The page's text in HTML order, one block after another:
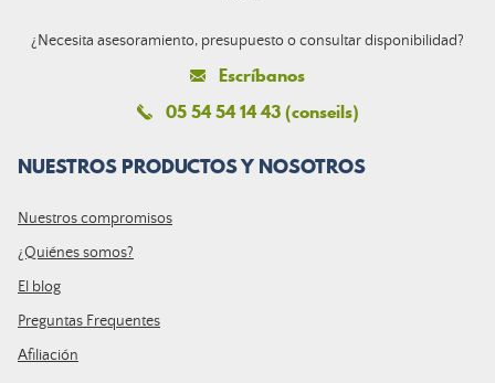
¿Necesita asesoramiento, presupuesto o consultar disponibilidad?
Escríbanos
05 54 54 14 43 (conseils)
NUESTROS PRODUCTOS Y NOSOTROS
Nuestros compromisos
¿Quiénes somos?
El blog
Preguntas Frequentes
Afiliación